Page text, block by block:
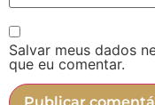
Salvar meus dados
que eu comentar.